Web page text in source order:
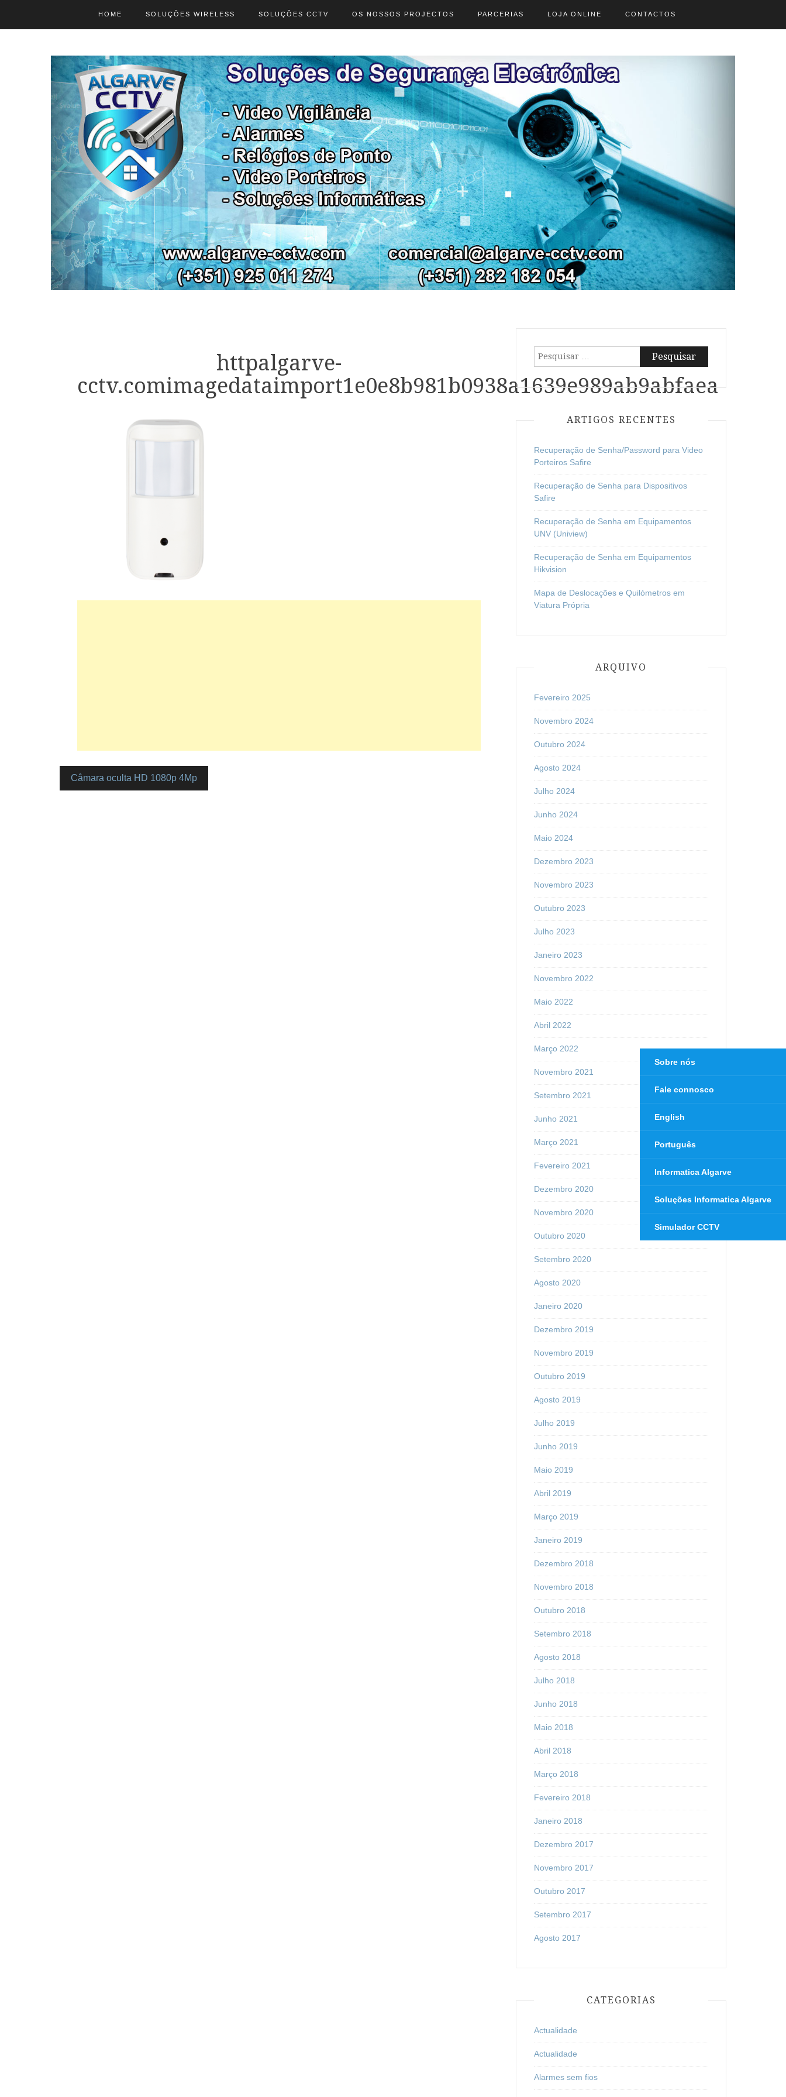
HOME SOLUÇÕES WIRELESS SOLUÇÕES CCTV OS NOSSOS PROJECTOS PARCERIAS LOJA ONLINE CONTACTOS
httpalgarve-
cctv.comimagedataimport1e0e8b981b0938a1639e989ab9abfaea
Navegação
Câmara oculta HD 1080p 4Mp
Pesquisar
por:
ARTIGOS RECENTES
Recuperação de Senha/Password para Video
Porteiros Safire
Recuperação de Senha para Dispositivos
Safire
Recuperação de Senha em Equipamentos
UNV (Uniview)
Recuperação de Senha em Equipamentos
Hikvision
Mapa de Deslocações e Quilómetros em
Viatura Própria
ARQUIVO
Fevereiro 2025
Novembro 2024
Outubro 2024
Agosto 2024
Julho 2024
Junho 2024
Maio 2024
Dezembro 2023
Novembro 2023
Outubro 2023
Julho 2023
Janeiro 2023
Novembro 2022
Maio 2022
Abril 2022
Março 2022
Novembro 2021
Setembro 2021
Junho 2021
Março 2021
Fevereiro 2021
Dezembro 2020
Novembro 2020
Outubro 2020
Setembro 2020
Agosto 2020
Janeiro 2020
Dezembro 2019
Novembro 2019
Outubro 2019
Agosto 2019
Julho 2019
Junho 2019
Maio 2019
Abril 2019
Março 2019
Janeiro 2019
Dezembro 2018
Novembro 2018
Outubro 2018
Setembro 2018
Agosto 2018
Julho 2018
Junho 2018
Maio 2018
Abril 2018
Março 2018
Fevereiro 2018
Janeiro 2018
Dezembro 2017
Novembro 2017
Outubro 2017
Setembro 2017
Agosto 2017
CATEGORIAS
Actualidade
Actualidade
Alarmes sem fios
Sobre nós
Fale connosco
English
Português
Informatica Algarve
Soluções Informatica Algarve
Simulador CCTV